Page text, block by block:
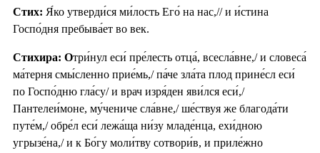
Стих: Я́ко утверди́ся ми́лость Его́ на нас,// и и́стина
Госпо́дня пребыва́ет во век.
Стихира: Отри́нул еси́ пре́лесть отца́, всесла́вне,/ и словеса́
ма́терня смы́сленно прие́мь,/ па́че зла́та плод прине́сл еси́
по Госпо́дню гла́су/ и врач изря́ден яви́лся еси́,/
Пантелеи́моне, му́чениче сла́вне,/ ше́ствуя же благода́ти
путе́м,/ обре́л еси́ лежа́ща ни́зу младе́нца, ехи́дною
угрызе́на,/ и к Бо́гу моли́тву сотвори́в, и приле́жно